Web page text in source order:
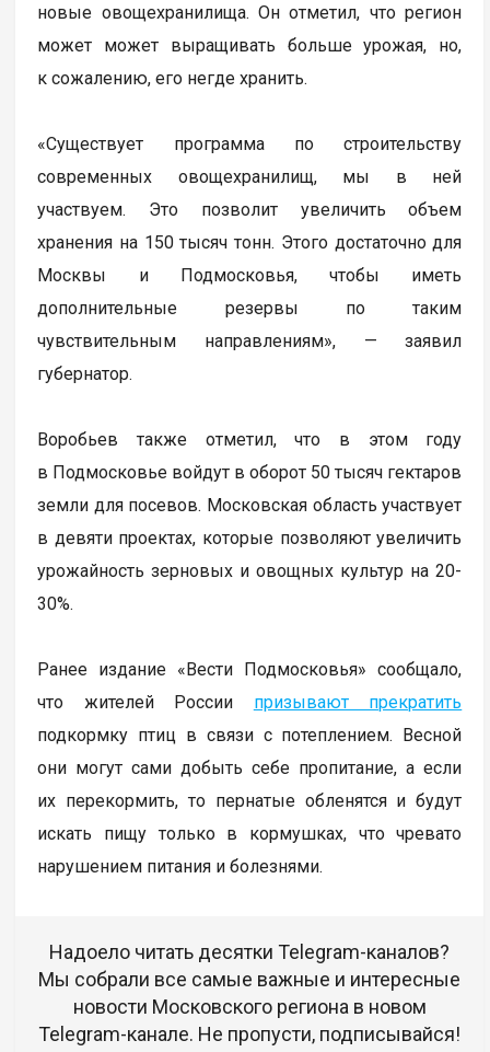
новые овощехранилища. Он отметил, что регион
может может выращивать больше урожая, но,
к сожалению, его негде хранить.
«Существует программа по строительству
современных овощехранилищ, мы в ней
участвуем. Это позволит увеличить объем
хранения на 150 тысяч тонн. Этого достаточно для
Москвы и Подмосковья, чтобы иметь
дополнительные резервы по таким
чувствительным направлениям», — заявил
губернатор.
Воробьев также отметил, что в этом году
в Подмосковье войдут в оборот 50 тысяч гектаров
земли для посевов. Московская область участвует
в девяти проектах, которые позволяют увеличить
урожайность зерновых и овощных культур на 20-
30%.
Ранее издание «Вести Подмосковья» сообщало,
что жителей России призывают прекратить
подкормку птиц в связи с потеплением. Весной
они могут сами добыть себе пропитание, а если
их перекормить, то пернатые обленятся и будут
искать пищу только в кормушках, что чревато
нарушением питания и болезнями.
Надоело читать десятки Telegram-каналов?
Мы собрали все самые важные и интересные
новости Московского региона в новом
Telegram-канале. Не пропусти, подписывайся!